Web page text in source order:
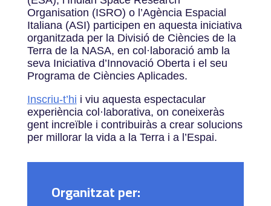
Organisation (ISRO) o l’Agència Espacial
Italiana (ASI) participen en aquesta iniciativa
organitzada per la Divisió de Ciències de la
Terra de la NASA, en col·laboració amb la
seva Iniciativa d’Innovació Oberta i el seu
Programa de Ciències Aplicades.
Inscriu-t’hi i viu aquesta espectacular
experiència col·laborativa, on coneixeràs
gent increïble i contribuiràs a crear solucions
per millorar la vida a la Terra i a l’Espai.
Organitzat per: